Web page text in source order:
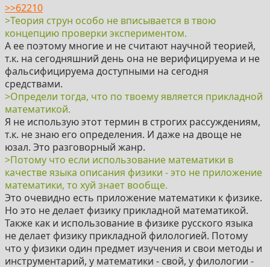
>>62210
>Теория струн особо не вписывается в твою
концепцию проверки экспериментом.
А ее поэтому многие и не считают научной теорией,
т.к. на сегодняшний день она не верифицируема и не
фальсифицируема доступными на сегодня
средствами.
>Определи тогда, что по твоему является прикладной
математикой.
Я не использую этот термин в строгих рассуждениям,
т.к. не знаю его определения. И даже на двоще не
юзал. Это разговорный жанр.
>Потому что если использование математики в
качестве языка описания физики - это не приложение
математики, то хуй знает вообще.
Это очевидно есть приложение математики к физике.
Но это не делает физику прикладной математикой.
Также как и использование в физике русского языка
не делает физику прикладной филологией. Потому
что у физики один предмет изучения и свои методы и
инструментарий, у математики - свой, у филологии -